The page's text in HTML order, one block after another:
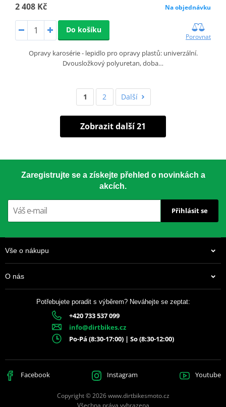
2 408 Kč Na objednávku
Do košíku
Porovnat
Opravy karosérie - lepidlo pro opravy plastů: univerzální.
Dvousložkový polyuretan, doba…
1 2 Další
Zobrazit další 21
Zaregistrujte se a získejte přehled o novinkách a
akcích.
Přihlásit se
Vše o nákupu
O nás
Potřebujete poradit s výběrem? Neváhejte se zeptat:
+420 733 537 099
info@dirtbikes.cz
Po-Pá (8:30-17:00) | So (8:30-12:00)
Facebook Instagram Youtube
Copyright © 2026 www.dirtbikesmoto.cz
Všechna práva vyhrazena